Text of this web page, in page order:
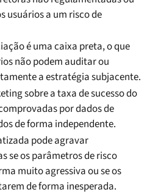
usuários a um risco de
é uma caixa preta, o que
não podem auditar ou
a estratégia subjacente.
sobre a taxa de sucesso do
por dados de
de forma independente.
pode agravar
se os parâmetros de risco
muito agressiva ou se os
de forma inesperada.